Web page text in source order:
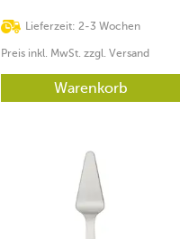
Lieferzeit: 2-3 Wochen
Preis inkl. MwSt. zzgl. Versand
Warenkorb